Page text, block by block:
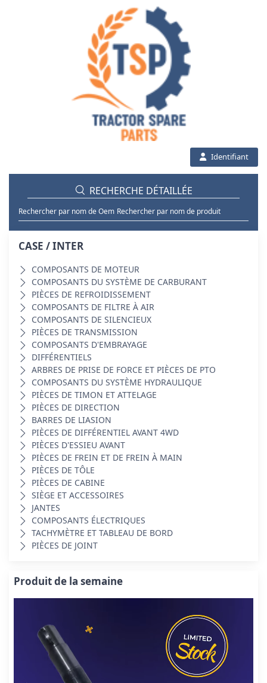
Identifiant
RECHERCHE DÉTAILLÉE
Rechercher par nom de Oem Rechercher par nom de produit
CASE / INTER
COMPOSANTS DE MOTEUR
COMPOSANTS DU SYSTÈME DE CARBURANT
PIÈCES DE REFROIDISSEMENT
COMPOSANTS DE FILTRE À AIR
COMPOSANTS DE SILENCIEUX
PIÈCES DE TRANSMISSION
COMPOSANTS D'EMBRAYAGE
DIFFÉRENTIELS
ARBRES DE PRISE DE FORCE ET PIÈCES DE PTO
COMPOSANTS DU SYSTÈME HYDRAULIQUE
PIÈCES DE TIMON ET ATTELAGE
PIÈCES DE DIRECTION
BARRES DE LIASION
PIÈCES DE DIFFÉRENTIEL AVANT 4WD
PIÈCES D'ESSIEU AVANT
PIÈCES DE FREIN ET DE FREIN À MAIN
PIÈCES DE TÔLE
PIÈCES DE CABINE
SIÈGE ET ACCESSOIRES
JANTES
COMPOSANTS ÉLECTRIQUES
TACHYMÈTRE ET TABLEAU DE BORD
PIÈCES DE JOINT
Produit de la semaine